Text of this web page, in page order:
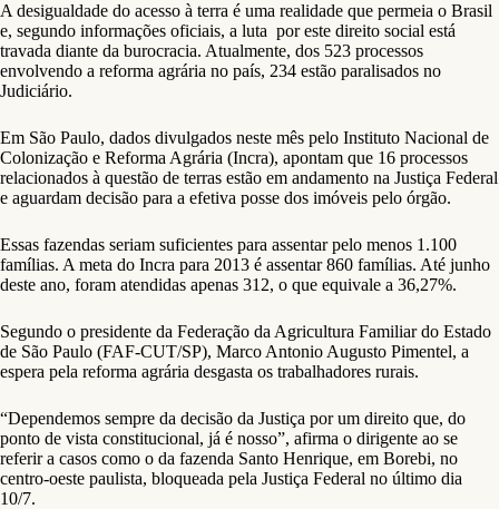
A desigualdade do acesso à terra é uma realidade que permeia o Brasil
e, segundo informações oficiais, a luta por este direito social está
travada diante da burocracia. Atualmente, dos 523 processos
envolvendo a reforma agrária no país, 234 estão paralisados no
Judiciário.
Em São Paulo, dados divulgados neste mês pelo Instituto Nacional de
Colonização e Reforma Agrária (Incra), apontam que 16 processos
relacionados à questão de terras estão em andamento na Justiça Federal
e aguardam decisão para a efetiva posse dos imóveis pelo órgão.
Essas fazendas seriam suficientes para assentar pelo menos 1.100
famílias. A meta do Incra para 2013 é assentar 860 famílias. Até junho
deste ano, foram atendidas apenas 312, o que equivale a 36,27%.
Segundo o presidente da Federação da Agricultura Familiar do Estado
de São Paulo (FAF-CUT/SP), Marco Antonio Augusto Pimentel, a
espera pela reforma agrária desgasta os trabalhadores rurais.
“Dependemos sempre da decisão da Justiça por um direito que, do
ponto de vista constitucional, já é nosso”, afirma o dirigente ao se
referir a casos como o da fazenda Santo Henrique, em Borebi, no
centro-oeste paulista, bloqueada pela Justiça Federal no último dia
10/7.